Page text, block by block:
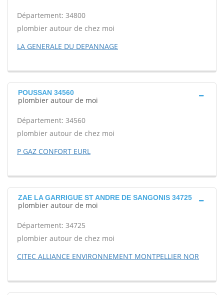
Département: 34800
plombier autour de chez moi
LA GENERALE DU DEPANNAGE
POUSSAN 34560
plombier autour de moi
Département: 34560
plombier autour de chez moi
P GAZ CONFORT EURL
ZAE LA GARRIGUE ST ANDRE DE SANGONIS 34725
plombier autour de moi
Département: 34725
plombier autour de chez moi
CITEC ALLIANCE ENVIRONNEMENT MONTPELLIER NOR